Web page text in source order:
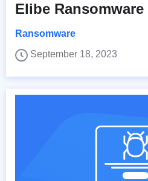
Elibe Ransomware
Ransomware
September 18, 2023